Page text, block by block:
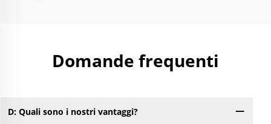
Domande frequenti
D: Quali sono i nostri vantaggi?